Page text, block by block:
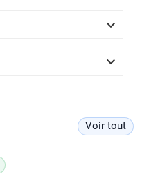


Voir tout